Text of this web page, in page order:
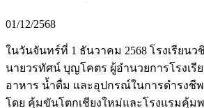
01/12/2568
ในวันจันทร์ที่ 1 ธันวาคม 2568 โรงเรียนว
นายวรทัศน์ บุญโคตร ผู้อำนวยการโรงเรี
อาหาร น้ำดื่ม และอุปกรณ์ในการดำรงชี
โดย คุ้มขันโตกเชียงใหม่และโรงแรมคุ้ม